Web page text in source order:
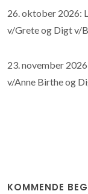
26. oktober 2026:
v/Grete og Digt v/
23. november
v/Anne Birthe og
KOMMENDE